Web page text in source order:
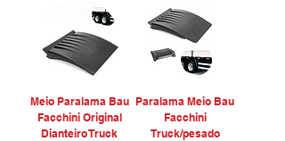
Meio Paralama Bau
Facchini Original
Dianteiro Truck
Paralama Meio Bau
Facchini
Truck/pesado